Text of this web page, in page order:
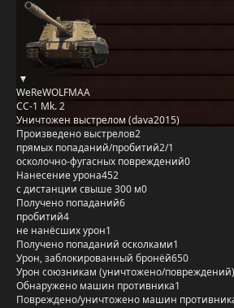
WeReWOLFMAA
CC-1 Mk. 2
Уничтожен выстрелом (dava2015)
Произведено выстрелов2
прямых попаданий/пробитий2/1
осколочно-фугасных повреждений0
Нанесение урона452
с дистанции свыше 300 м0
Получено попаданий6
пробитий4
не нанёсших урон1
Получено попаданий осколками1
Урон, заблокированный бронёй650
Урон союзникам (уничтожено/повреждений)
Обнаружено машин противника1
Повреждено/уничтожено машин